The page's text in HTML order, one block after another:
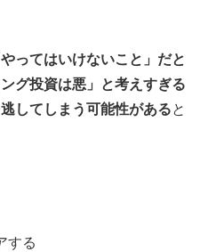
ってはいけないこと」だと
ング投資は悪」と考えすぎる
してしまう可能性があると
する